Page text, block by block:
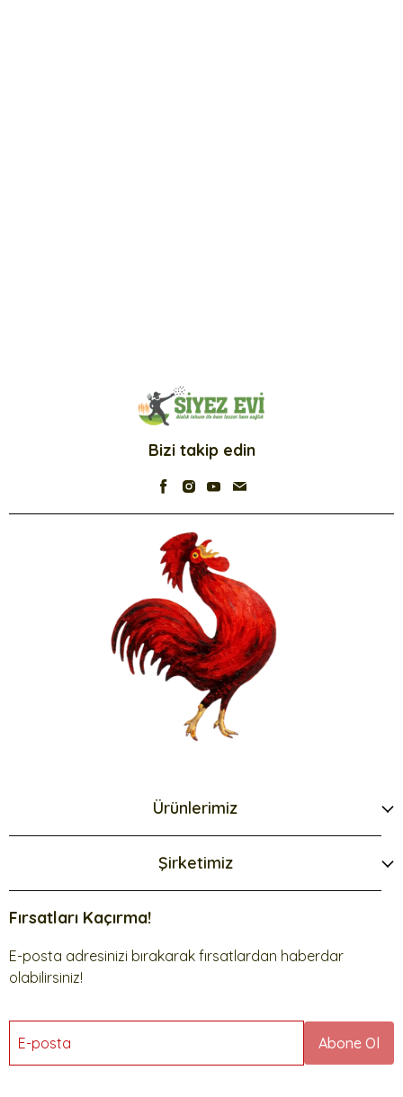
Bizi takip edin
Ürünlerimiz
Şirketimiz
Fırsatları Kaçırma!
E-posta adresinizi bırakarak fırsatlardan haberdar
olabilirsiniz!
E-posta Abone Ol